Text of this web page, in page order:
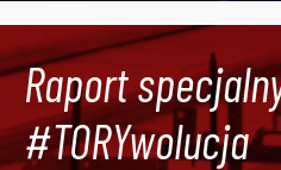
Raport
#TORYwolucja